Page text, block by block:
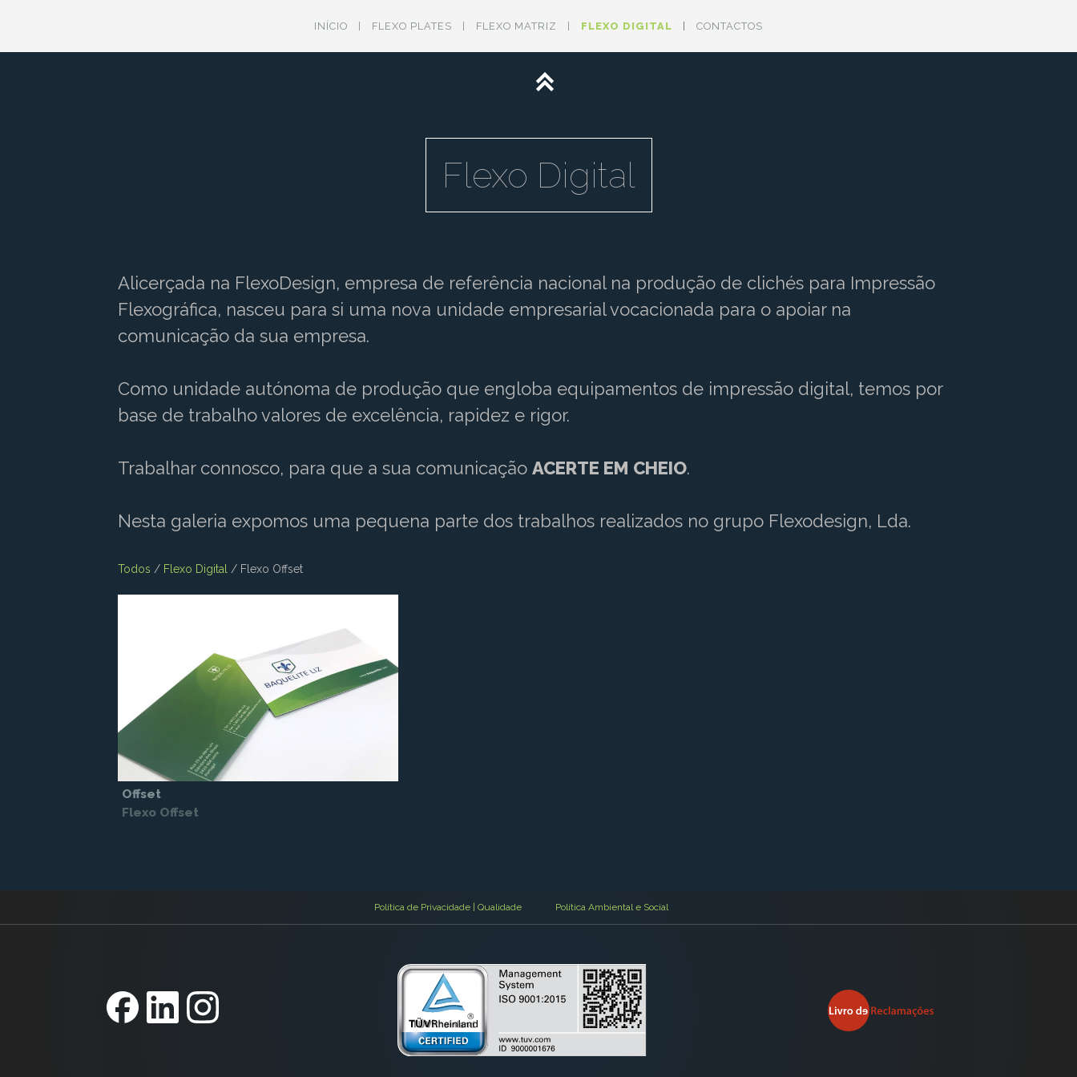
INÍCIO FLEXO PLATES FLEXO MATRIZ FLEXO DIGITAL CONTACTOS
Flexo Digital
Alicerçada na FlexoDesign, empresa de referência nacional na produção de clichés para Impressão
Flexográfica, nasceu para si uma nova unidade empresarial vocacionada para o apoiar na
comunicação da sua empresa.
Como unidade autónoma de produção que engloba equipamentos de impressão digital, temos por
base de trabalho valores de excelência, rapidez e rigor.
Trabalhar connosco, para que a sua comunicação ACERTE EM CHEIO.
Nesta galeria expomos uma pequena parte dos trabalhos realizados no grupo Flexodesign, Lda.
Todos / Flexo Digital / Flexo Offset
Offset
Flexo Offset
Política de Privacidade | Qualidade Política Ambiental e Social